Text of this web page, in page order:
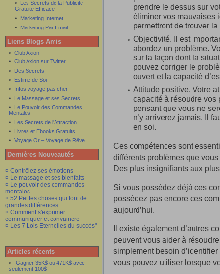
Les Secrets de la Publicité
Gratuite Efficace
Marketing Internet
Marketing Par Email
Liens Blogs Amis
Club Axion
Club Axion sur Twitter
Des Secrets
Estime de Soi
Infos voyage pas cher
Le Massage et ses Secrets
Le Pouvoir des Commandes
Mentales
Les Secrets de l'Attraction
Livres et Ebooks Gratuits
Voyage Or – Voyage de Rêve
Dernières Nouveautés
¤ Contrôlez ses émotions
¤ Le massage et ses bienfaits
¤ Le pouvoir des commandes
mentales
¤ 52 Petites choses qui font de
grandes différences
¤ Comment s'exprimer
communiquer et convaincre
¤ Les 7 Lois Eternelles du succès"
Articles récents
Gagner 35K$ ou 471K$ avec
seulement 100$
prendre le dessus sur
éliminer vos mauvaises
permettront de trouver
Objectivité. Il est
abordez un problème.
sur la façon dont la
pouvez corriger le
ouvert et la capacité
Attitude positive. Votre
capacité à résoudre vos
pensant que vous ne
n’y arriverez jamais. Il
en soi.
Ces compétences sont
différents problèmes que
Des plus insignifiants aux
Si vous possédez déjà ces
possédez pas encore ces
aujourd’hui.
Il existe également d’autres
peuvent vous aider à
simplement besoin
vous pouvez utiliser lorsque